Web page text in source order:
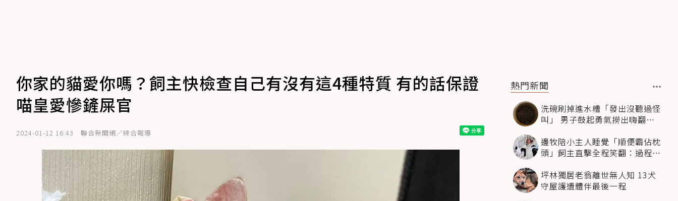
你家的貓愛你嗎？飼主快檢查自己有沒有這4種特質 有的話保證
喵皇愛慘鏟屎官
2024-01-12 16:43 聯合新聞網／綜合報導
熱門新聞
洗碗刷掉進水槽「發出沒聽過怪
叫」 男子鼓起勇氣撈出嗨翻：
邊牧陪小主人睡覺「順便霸佔枕
頭」飼主直擊全程笑翻：過程絲
坪林獨居老翁離世無人知 13犬
守屋護遺體伴最後一程